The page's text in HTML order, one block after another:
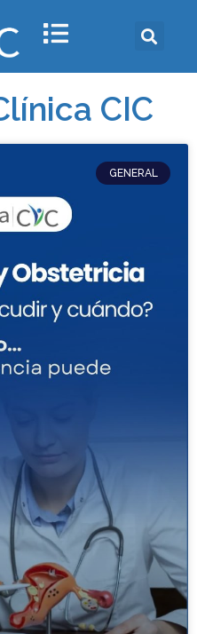
CIC
GENERAL